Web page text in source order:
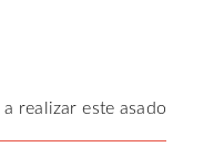
realizar este asado